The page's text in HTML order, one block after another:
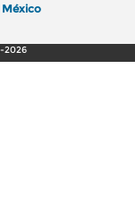
México
2026